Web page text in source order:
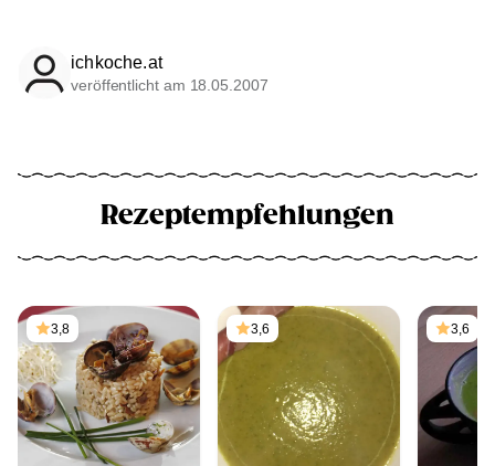
ichkoche.at
veröffentlicht am 18.05.2007
Rezeptempfehlungen
3,8 3,6 3,6